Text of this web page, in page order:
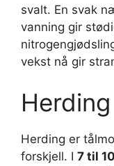
svalt. En svak
vanning gir
vekst nå gir
Herding er
forskjell. I 7 til